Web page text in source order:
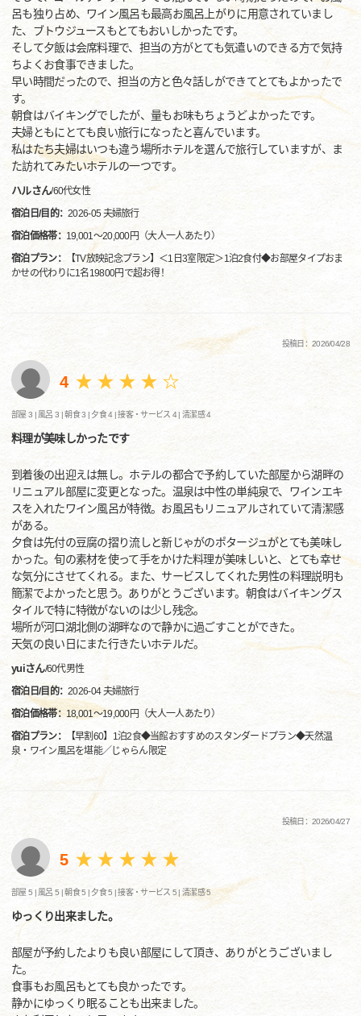
呂も独り占め、ワイン風呂も最高お風呂上がりに用意されていまし
た、ブトウジュースもとてもおいしかったです。
そして夕飯は会席料理で、担当の方がとても気遣いのできる方で気持
ちよくお食事できました。
早い時間だったので、担当の方と色々話しができてとてもよかったで
す。
朝食はバイキングでしたが、量もお味もちょうどよかったです。
夫婦ともにとても良い旅行になったと喜んでいます。
私はたち夫婦はいつも違う場所ホテルを選んで旅行していますが、ま
た訪れてみたいホテルの一つです。
ハルさん/60代女性
宿泊日/目的：2026-05 夫婦旅行
宿泊価格帯： 19,001～20,000円（大人一人あたり）
宿泊プラン：
【TV放映記念プラン】＜1日3室限定＞1泊2食付◆お部屋タイプおま
かせの代わりに1名19800円で超お得！
投稿日：2026/04/28
4
部屋 3 | 風呂 3 |朝食 3 | 夕食 4 |接客・サービス 4 |清潔感 4
料理が美味しかったです
到着後の出迎えは無し。ホテルの都合で予約していた部屋から湖畔の
リニュアル部屋に変更となった。温泉は中性の単純泉で、ワインエキ
スを入れたワイン風呂が特徴。お風呂もリニュアルされていて清潔感
がある。
夕食は先付の豆腐の摺り流しと新じゃがのポタージュがとても美味し
かった。旬の素材を使って手をかけた料理が美味しいと、とても幸せ
な気分にさせてくれる。また、サービスしてくれた男性の料理説明も
簡潔でよかったと思う。ありがとうございます。朝食はバイキングス
タイルで特に特徴がないのは少し残念。
場所が河口湖北側の湖畔なので静かに過ごすことができた。
天気の良い日にまた行きたいホテルだ。
yuiさん/60代男性
宿泊日/目的：2026-04 夫婦旅行
宿泊価格帯： 18,001～19,000円（大人一人あたり）
宿泊プラン：
【早割60】1泊2食◆当館おすすめのスタンダードプラン◆天然温
泉・ワイン風呂を堪能／じゃらん限定
投稿日：2026/04/27
5
部屋 5 | 風呂 5 |朝食 5 | 夕食 5 |接客・サービス 5 |清潔感 5
ゆっくり出来ました。
部屋が予約したよりも良い部屋にして頂き、ありがとうございまし
た。
食事もお風呂もとても良かったです。
静かにゆっくり眠ることも出来ました。